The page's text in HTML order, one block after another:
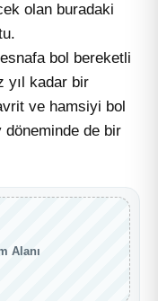
olan buradaki
bol bereketli
yıl kadar bir
ve hamsiyi bol
de bir
Alanı